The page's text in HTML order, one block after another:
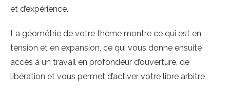
et d’expérience.
La géométrie de votre thème montre ce qui est en
tension et en expansion, ce qui vous donne ensuite
accès à un travail en profondeur d’ouverture, de
libération et vous permet d’activer votre libre arbitre